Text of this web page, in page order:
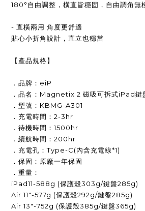
180°自由調整，橫直皆穩固，自由調角無
- 直橫兩用 角度更舒適
貼心小折角設計，直立也穩當
【產品規格】
．品牌：eiP
．品名：Magnetix 2 磁吸可拆式iPad鍵
．型號：KBMG-A301
．充電時間：2-3hr
．待機時間：1500hr
．續航時間：200hr
．充電孔：Type-C(內含充電線*1)
．保固：原廠一年保固
．重量：
iPad11-588g (保護殼303g/鍵盤285g)
Air 11″-577g (保護殼292g/鍵盤285g)
Air 13″-752g (保護殼385g/鍵盤365g)